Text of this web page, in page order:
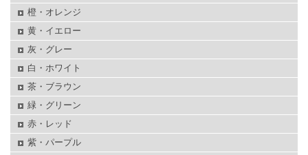
橙・オレンジ
黄・イエロー
灰・グレー
白・ホワイト
茶・ブラウン
緑・グリーン
赤・レッド
紫・パープル